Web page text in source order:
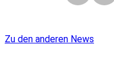
Zu den anderen News